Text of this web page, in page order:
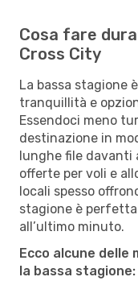
Cosa fare
Cross City
La bassa stagione
tranquillità e
Essendoci meno
destinazione in
lunghe file
offerte per voli e
locali spesso
stagione è
all’ultimo minuto.
Ecco alcune
la bassa stagione: